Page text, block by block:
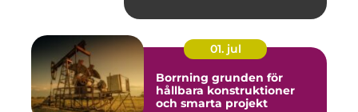
01. jul
Borrning grunden för
hållbara konstruktioner
och smarta projekt